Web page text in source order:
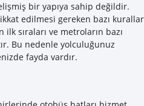
bir yapıya sahip değildir.
edilmesi gereken bazı kurallar
sıraları ve metroların bazı
Bu nedenle yolculuğunuz
fayda vardır.